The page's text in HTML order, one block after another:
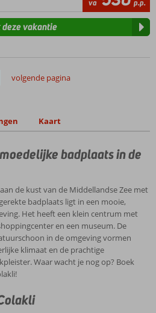
va p.p.
vakantie
volgende pagina
Kaart
badplaats in de
de kust van de Middellandse Zee met
badplaats ligt in een mooie,
Het heeft een klein centrum met
en een museum. De
in de omgeving vormen
klimaat en de prachtige
Waar wacht je nog op? Boek